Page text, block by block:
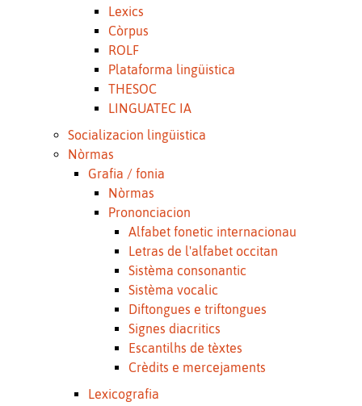
Lexics
Còrpus
ROLF
Plataforma lingüistica
THESOC
LINGUATEC IA
Socializacion lingüistica
Nòrmas
Grafia / fonia
Nòrmas
Prononciacion
Alfabet fonetic internacionau
Letras de l'alfabet occitan
Sistèma consonantic
Sistèma vocalic
Diftongues e triftongues
Signes diacritics
Escantilhs de tèxtes
Crèdits e mercejaments
Lexicografia